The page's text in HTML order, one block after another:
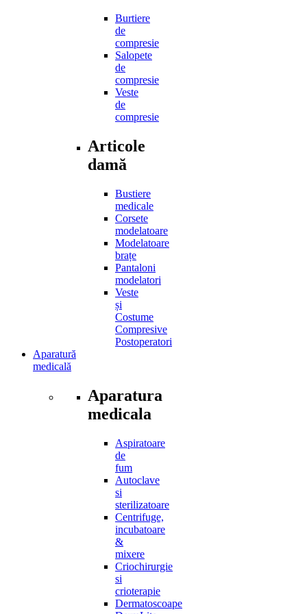
Burtiere
de
compresie
Salopete
de
compresie
Veste
de
compresie
Articole
damă
Bustiere
medicale
Corsete
modelatoare
Modelatoare
brațe
Pantaloni
modelatori
Veste
și
Costume
Compresive
Postoperatori
Aparatură
medicală
Aparatura
medicala
Aspiratoare
de
fum
Autoclave
si
sterilizatoare
Centrifuge,
incubatoare
&
mixere
Criochirurgie
si
crioterapie
Dermatoscoape